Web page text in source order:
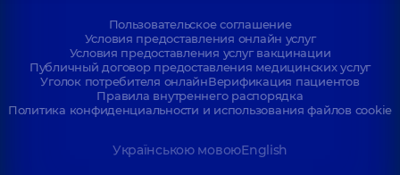
Пользовательское соглашение
Условия предоставления онлайн услуг
Условия предоставления услуг вакцинации
Публичный договор предоставления медицинских услуг
Уголок потребителя онлайнВерификация пациентов
Правила внутреннего распорядка
Политика конфиденциальности и использования файлов cookie
Українською мовоюEnglish